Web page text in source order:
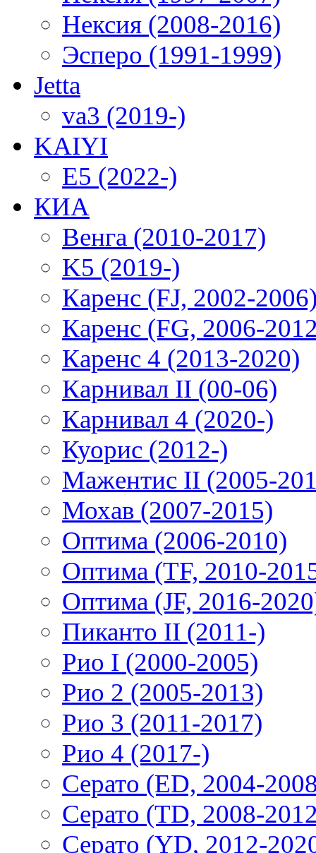
Нексия (2008-2016)
Эсперо (1991-1999)
Jetta
va3 (2019-)
KAIYI
E5 (2022-)
КИА
Венга (2010-2017)
K5 (2019-)
Каренс (FJ, 2002-
Каренс (FG, 2006-
Каренс 4 (2013-2020)
Карнивал II (00-06)
Карнивал 4 (2020-)
Куорис (2012-)
Мажентис II (2005-
Мохав (2007-2015)
Оптима (2006-2010)
Оптима (TF, 2010-
Оптима (JF, 2016-
Пиканто II (2011-)
Рио I (2000-2005)
Рио 2 (2005-2013)
Рио 3 (2011-2017)
Рио 4 (2017-)
Серато (ED, 2004-
Серато (TD, 2008-
Серато (YD, 2012-